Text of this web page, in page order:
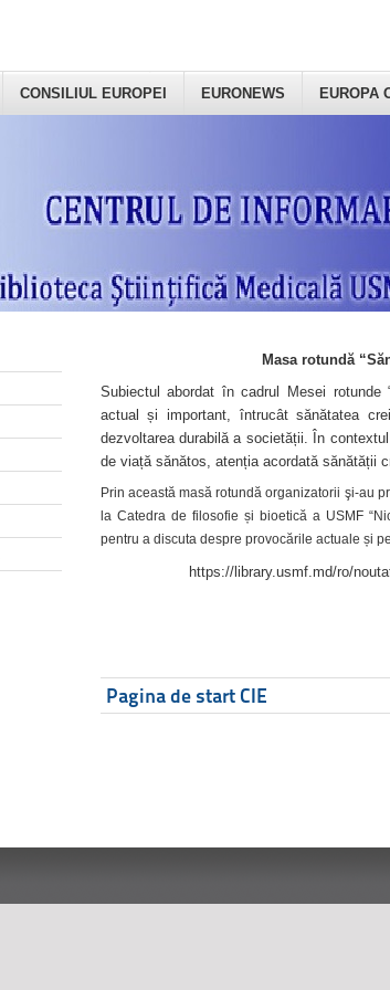
CONSILIUL EUROPEI EURONEWS EUROPA
Masa rotundă
Subiectul abordat în cadrul Mesei rotunde
actual și important, întrucât sănătatea
dezvoltarea durabilă a societății. În
de viață sănătos, atenția acordată sănătății
Prin această masă rotundă organizatorii şi-au
la Catedra de filosofie și bioetică a USMF
pentru a discuta despre provocările actuale și
https://library.usmf.md/ro/
Pagina de start CIE